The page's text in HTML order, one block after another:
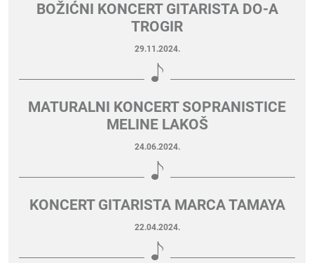
BOŽIĆNI KONCERT GITARISTA DO-A
TROGIR
29.11.2024.
MATURALNI KONCERT SOPRANISTICE
MELINE LAKOŠ
24.06.2024.
KONCERT GITARISTA MARCA TAMAYA
22.04.2024.